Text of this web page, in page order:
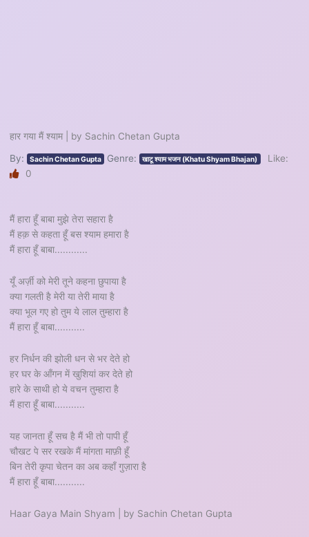
हार गया मैं श्याम | by Sachin Chetan Gupta
By: Sachin Chetan Gupta Genre: खाटू श्याम भजन (Khatu Shyam Bhajan)
Like:
0
मैं हारा हूँ बाबा मुझे तेरा सहारा है
मैं हक़ से कहता हूँ बस श्याम हमारा है
मैं हारा हूँ बाबा............
यूँ अर्ज़ी को मेरी तूने कहना छुपाया है
क्या गलती है मेरी या तेरी माया है
क्या भूल गए हो तुम ये लाल तुम्हारा है
मैं हारा हूँ बाबा...........
हर निर्धन की झोली धन से भर देते हो
हर घर के आँगन में खुशियां कर देते हो
हारे के साथी हो ये वचन तुम्हारा है
मैं हारा हूँ बाबा...........
यह जानता हूँ सच है मैं भी तो पापी हूँ
चौखट पे सर रखके मैं मांगता माफ़ी हूँ
बिन तेरी कृपा चेतन का अब कहाँ गुज़ारा है
मैं हारा हूँ बाबा...........
Haar Gaya Main Shyam | by Sachin Chetan Gupta